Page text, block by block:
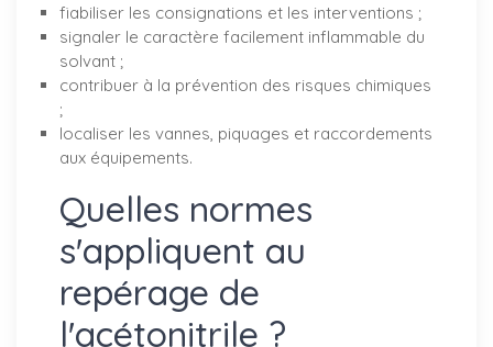
fiabiliser les consignations et les interventions ;
signaler le caractère facilement inflammable du
solvant ;
contribuer à la prévention des risques chimiques
;
localiser les vannes, piquages et raccordements
aux équipements.
Quelles normes
s'appliquent au
repérage de
l'acétonitrile ?